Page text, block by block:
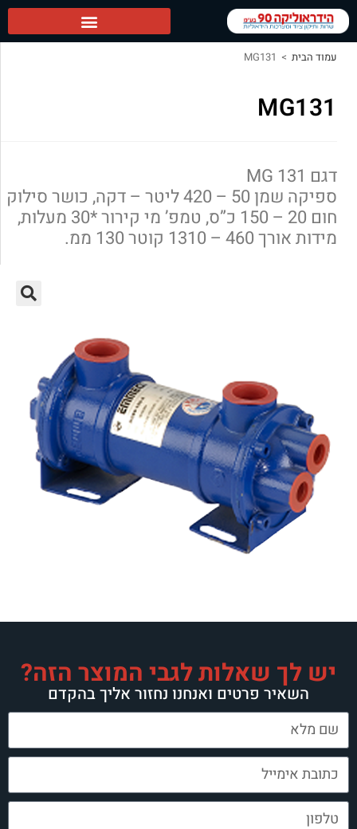
עמוד הבית >
MG131
MG131
דגם MG 131
ספיקה שמן 50 – 420 ליטר – דקה, כושר סילוק
חום 20 – 150 כ”ס, טמפ’ מי קירור *30 מעלות,
מידות אורך 460 – 1310 קוטר 130 ממ.
יש לך שאלות לגבי המוצר הזה?
השאיר פרטים ואנחנו נחזור אליך בהקדם